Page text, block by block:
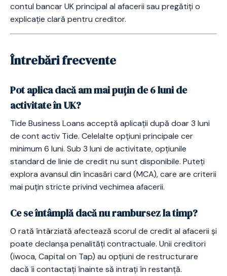
contul bancar UK principal al afacerii sau pregătiți o
explicație clară pentru creditor.
Întrebări frecvente
Pot aplica dacă am mai puțin de 6 luni de
activitate în UK?
Tide Business Loans acceptă aplicații după doar 3 luni
de cont activ Tide. Celelalte opțiuni principale cer
minimum 6 luni. Sub 3 luni de activitate, opțiunile
standard de linie de credit nu sunt disponibile. Puteți
explora avansul din încasări card (MCA), care are criterii
mai puțin stricte privind vechimea afacerii.
Ce se întâmplă dacă nu rambursez la timp?
O rată întârziată afectează scorul de credit al afacerii și
poate declanșa penalități contractuale. Unii creditori
(iwoca, Capital on Tap) au opțiuni de restructurare
dacă îi contactați înainte să intrați în restanță.